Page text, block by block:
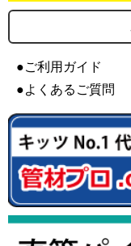
●ご利用ガイド
●よくあるご質問